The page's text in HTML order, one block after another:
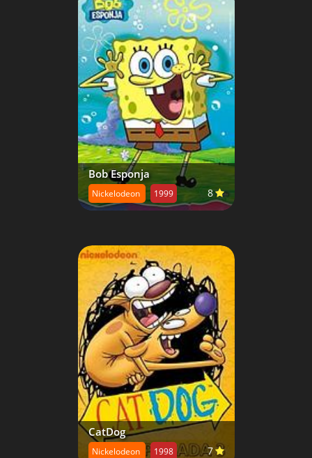
Bob Esponja
Nickelodeon 1999 8
CatDog
Nickelodeon 1998 7